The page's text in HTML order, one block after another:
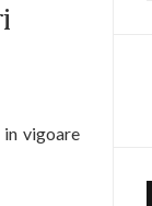
in vigoare